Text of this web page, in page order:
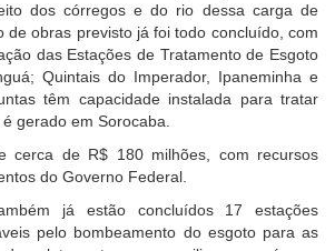
dos córregos e do rio dessa carga de
de obras previsto já foi todo concluído, com
das Estações de Tratamento de Esgoto
Quintais do Imperador, Ipaneminha e
têm capacidade instalada para tratar
gerado em Sorocaba.
cerca de R$ 180 milhões, com recursos
do Governo Federal.
já estão concluídos 17 estações
pelo bombeamento do esgoto para as